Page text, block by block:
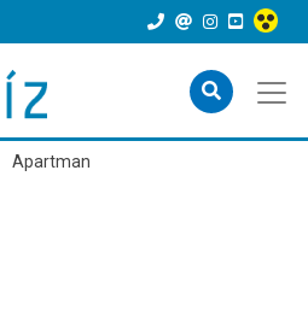
Apartman